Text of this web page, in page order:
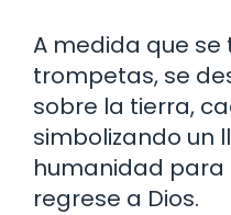
A medida que se
trompetas, se
sobre la tierra,
simbolizando un
humanidad para
regrese a Dios.